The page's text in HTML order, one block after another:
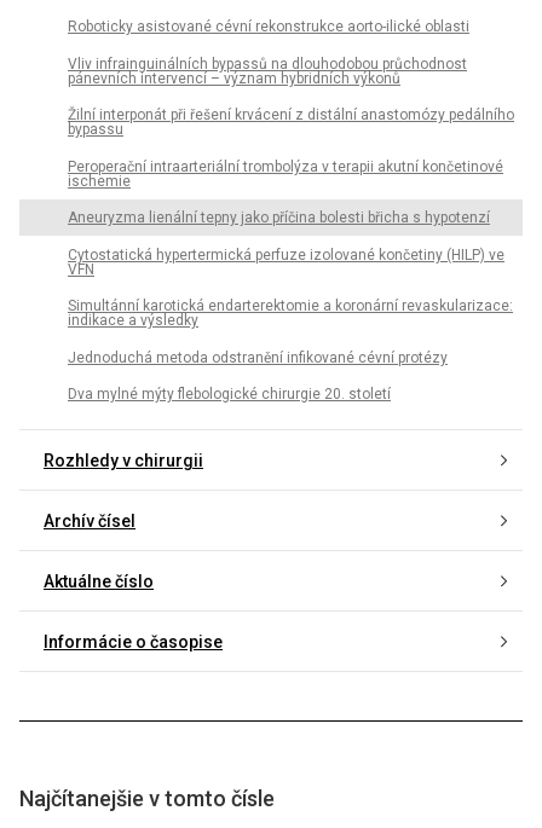
Roboticky asistované cévní rekonstrukce aorto-ilické oblasti
Vliv infrainguinálních bypassů na dlouhodobou průchodnost
pánevních intervencí – význam hybridních výkonů
Žilní interponát při řešení krvácení z distální anastomózy pedálního
bypassu
Peroperační intraarteriální trombolýza v terapii akutní končetinové
ischemie
Aneuryzma lienální tepny jako příčina bolesti břicha s hypotenzí
Cytostatická hypertermická perfuze izolované končetiny (HILP) ve
VFN
Simultánní karotická endarterektomie a koronární revaskularizace:
indikace a výsledky
Jednoduchá metoda odstranění infikované cévní protézy
Dva mylné mýty flebologické chirurgie 20. století
Rozhledy v chirurgii
Archív čísel
Aktuálne číslo
Informácie o časopise
Najčítanejšie v tomto čísle